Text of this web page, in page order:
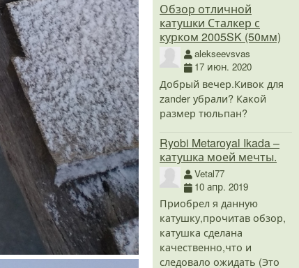
Обзор отличной
катушки Сталкер с
курком 2005SK (50мм)
alekseevsvas
17 июн. 2020
Добрый вечер.Кивок для
zander убрали? Какой
размер тюльпан?
Ryobi Metaroyal Ikada –
катушка моей мечты.
Vetal77
10 апр. 2019
Приобрел я данную
катушку,прочитав обзор,
катушка сделана
качественно,что и
следовало ожидать (Это